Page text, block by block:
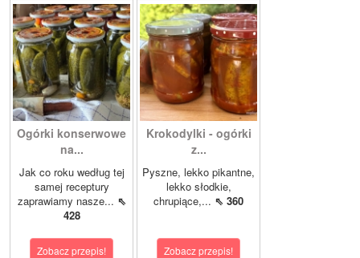
Ogórki konserwowe
na...
Jak co roku według tej
samej receptury
zaprawiamy nasze... ⇖
428
Zobacz przepis!
Krokodylki - ogórki
z...
Pyszne, lekko pikantne,
lekko słodkie,
chrupiące,... ⇖ 360
Zobacz przepis!